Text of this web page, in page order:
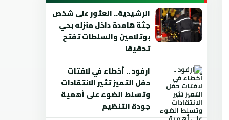
الرشيدية.. العثور على شخص
جثة هامدة داخل منزله بحي
بوتلامين والسلطات تفتح
تحقيقا
ارفود .. أخطاء في لافتات
حفل التميز تثير الانتقادات
وتسلط الضوء على أهمية
جودة التنظيم